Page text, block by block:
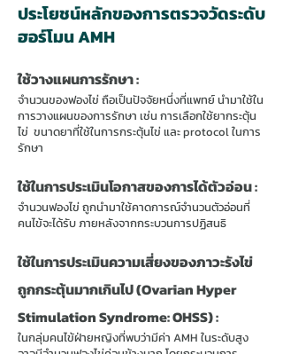
ประโยชน์หลักของการตรวจวัดระดับ
ฮอร์โมน AMH
ใช้วางแผนการรักษา :
จำนวนของฟองไข่ ถือเป็นปัจจัยหนึ่งที่แพทย์ นำมาใช้ใน
การวางแผนของการรักษา เช่น การเลือกใช้ยากระตุ้น
ไข่ ขนาดยาที่ใช้ในการกระตุ้นไข่ และ protocol ในการ
รักษา
ใช้ในการประเมินโอกาสของการได้ตัวอ่อน :
จำนวนฟองไข่ ถูกนำมาใช้คาดการณ์จำนวนตัวอ่อนที่
คนไข้จะได้รับ ภายหลังจากกระบวนการปฏิสนธิ
ใช้ในการประเมินความเสี่ยงของภาวะรังไข่
ถูกกระตุ้นมากเกินไป (Ovarian Hyper
Stimulation Syndrome: OHSS) :
ในกลุ่มคนไข้ฝ่ายหญิงที่พบว่ามีค่า AMH ในระดับสูง